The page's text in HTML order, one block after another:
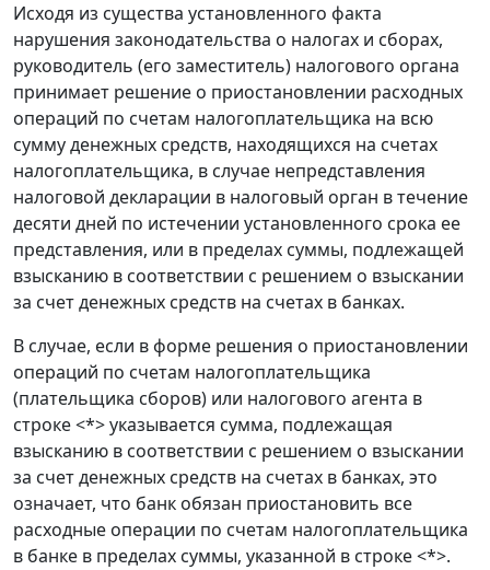
Исходя из существа установленного факта
нарушения законодательства о налогах и сборах,
руководитель (его заместитель) налогового органа
принимает решение о приостановлении расходных
операций по счетам налогоплательщика на всю
сумму денежных средств, находящихся на счетах
налогоплательщика, в случае непредставления
налоговой декларации в налоговый орган в течение
десяти дней по истечении установленного срока ее
представления, или в пределах суммы, подлежащей
взысканию в соответствии с решением о взыскании
за счет денежных средств на счетах в банках.
В случае, если в форме решения о приостановлении
операций по счетам налогоплательщика
(плательщика сборов) или налогового агента в
строке <*> указывается сумма, подлежащая
взысканию в соответствии с решением о взыскании
за счет денежных средств на счетах в банках, это
означает, что банк обязан приостановить все
расходные операции по счетам налогоплательщика
в банке в пределах суммы, указанной в строке <*>.